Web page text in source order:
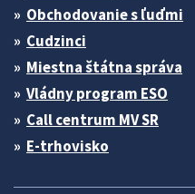
Obchodovanie s ľuďmi
Cudzinci
Miestna štátna správa
Vládny program ESO
Call centrum MV SR
E-trhovisko